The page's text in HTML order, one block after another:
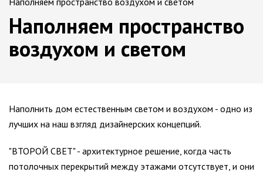
Наполняем пространство
воздухом и светом
Наполнить дом естественным светом и воздухом - одно из
лучших на наш взгляд дизайнерских концепций.
"ВТОРОЙ СВЕТ" - архитектурное решение, когда часть
потолочных перекрытий между этажами отсутствует, и они